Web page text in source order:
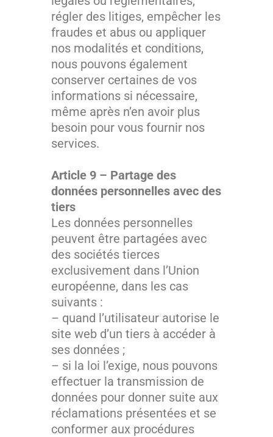
régler des litiges, empêcher les
fraudes et abus ou appliquer
nos modalités et conditions,
nous pouvons également
conserver certaines de vos
informations si nécessaire,
même après n’en avoir plus
besoin pour vous fournir nos
services.
Article 9 – Partage des
données personnelles avec des
tiers
Les données personnelles
peuvent être partagées avec
des sociétés tierces
exclusivement dans l’Union
européenne, dans les cas
suivants :
– quand l’utilisateur autorise le
site web d’un tiers à accéder à
ses données ;
– si la loi l’exige, nous pouvons
effectuer la transmission de
données pour donner suite aux
réclamations présentées et se
conformer aux procédures